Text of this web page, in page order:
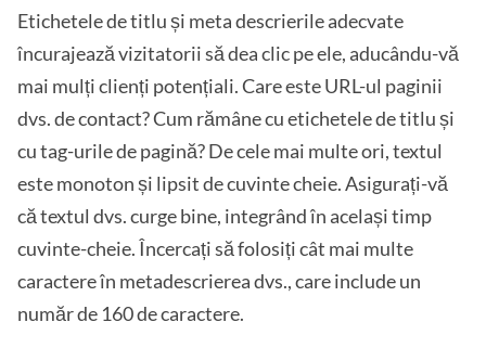
Etichetele de titlu și meta descrierile adecvate
încurajează vizitatorii să dea clic pe ele, aducându-vă
mai mulți clienți potențiali. Care este URL-ul paginii
dvs. de contact? Cum rămâne cu etichetele de titlu și
cu tag-urile de pagină? De cele mai multe ori, textul
este monoton și lipsit de cuvinte cheie. Asigurați-vă
că textul dvs. curge bine, integrând în același timp
cuvinte-cheie. Încercați să folosiți cât mai multe
caractere în metadescrierea dvs., care include un
număr de 160 de caractere.